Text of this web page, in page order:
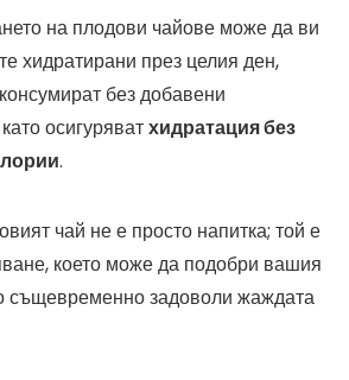
на плодови чайове може да ви
хидратирани през целия ден,
без добавени
осигуряватхидратация без
.
чай не е просто напитка; той е
което може да подобри вашия
същевременно задоволи жаждата